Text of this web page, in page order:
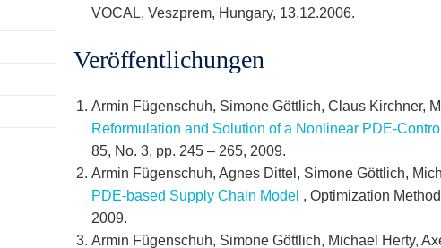
VOCAL, Veszprem, Hungary, 13.12.2006.
Veröffentlichungen
Armin Fügenschuh, Simone Göttlich, Claus Kirchner,
Reformulation and Solution of a Nonlinear PDE-
85, No. 3, pp. 245 – 265, 2009.
Armin Fügenschuh, Agnes Dittel, Simone Göttlich,
PDE-based Supply Chain Model , Optimization
2009.
Armin Fügenschuh, Simone Göttlich, Michael Herty,